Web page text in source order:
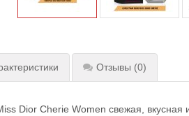
Отзывы (0)
Dior Cherie Women свежая,